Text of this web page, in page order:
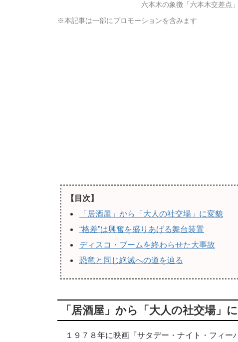
六本木の象徴「六本木交差点
※本記事は一部にプロモーションを含みます
【目次】
「居酒屋」から「大人の社交場」に変貌
“格差”は興奮を盛りあげる舞台装置
ディスコ・ブームを終わらせた大事故
恐竜と同じ絶滅への道を辿る
「居酒屋」から「大人の社交場」
１９７８年に映画『サタデー・ナイト・フィー